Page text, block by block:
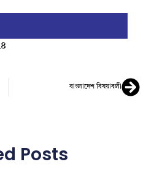
বাংলাদেশ বিষয়াবলী
Posts